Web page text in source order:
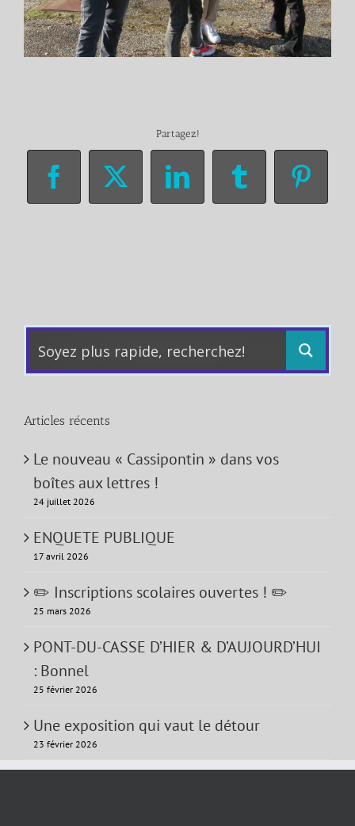
Partagez!
Facebook
X LinkedInTumblr
Articles récents
Le nouveau « Cassipontin » dans vos
boîtes aux lettres !
24 juillet 2026
ENQUETE PUBLIQUE
17 avril 2026
✏️ Inscriptions scolaires ouvertes ! ✏️
25 mars 2026
PONT-DU-CASSE D’HIER & D’AUJOURD’HUI
: Bonnel
25 février 2026
Une exposition qui vaut le détour
23 février 2026